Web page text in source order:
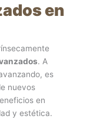
en
. A
es
nuevos
en
y estética.